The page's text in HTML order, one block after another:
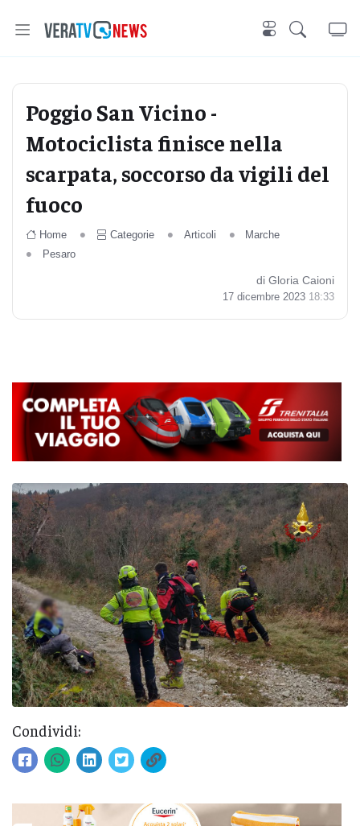
Poggio San Vicino -
Motociclista finisce nella
scarpata, soccorso da vigili del
fuoco
Home Categorie Articoli
Marche
Pesaro
di Gloria Caioni
17 dicembre 2023 18:33
Condividi: